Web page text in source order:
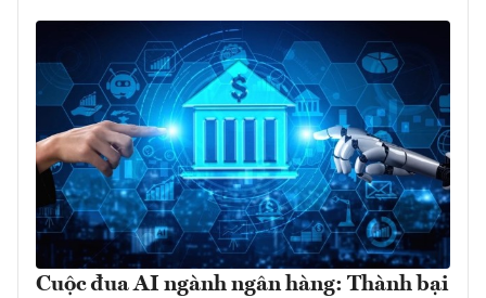
Cuộc đua AI ngành ngân hàng: Thành bại